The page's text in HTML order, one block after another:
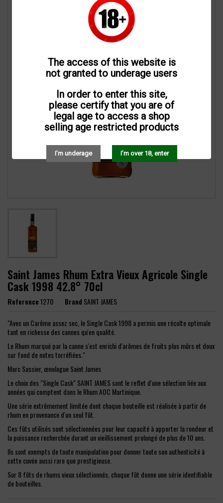
The access of this website is
not granted to underage users
In order to enter this site,
please certify that you are of
legal age to access a shop
selling age restricted products
I’m underage I’m over 18, enter
Saint James Rhum Extra Vieux Agricole Single
Cask 1998 42.8° 70cl
Reference1270 Brand SAINT JAMES
"Avec un Carême assez sec, le Single Cask 1998 a permis une récolte optimale
tant en richesse des cannes qu'en qualité.
Le Rhum marqué par la canne s'est enrichi d'arômes de fruits plus mûrs et doux
sur fond de notes torréfiées."
Marc Sassier, œnologue Saint James
Le choix des "Single Cask" SAINT JAMES sont le reflet d'une sélection liée aux
années qui comptent dans le Rhum AOC Martinique.
Une série extrêmement limitée dont chaque bouteille est réalisée à partir de
rhum en provenance d'un seul fût.
Ces fûts utilisés sont sélectionnées pour leur capacité à apporter la rondeur et
la puissance recherchée durant un vieillissement prolongé de plus de 10 ans.
Ils sont exempts de toute manipulation pour donner toute son authenticité à
cette cuvée aussi rare que prestigieuse.
Sur 8 fûts de rhums vieux sélectionnés, chaque fût donne une série identifiable
de bouteilles.